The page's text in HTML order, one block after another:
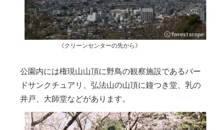
《クリーンセンターの先から》
公園内には権現山山頂に野鳥の観察施設であるバー
ドサンクチュアリ、弘法山の山頂に鐘つき堂、乳の
井戸、大師堂などがあります。